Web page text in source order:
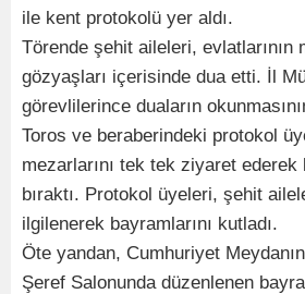
ile kent protokolü yer aldı.
Törende şehit aileleri, evlatlarının
gözyaşları içerisinde dua etti. İl
görevlilerince duaların
Toros ve beraberindeki protokol
mezarlarını tek tek ziyaret ederek
bıraktı. Protokol üyeleri, şehit
ilgilenerek bayramlarını kutladı.
Öte yandan, Cumhuriyet
Şeref Salonunda düzenlenen